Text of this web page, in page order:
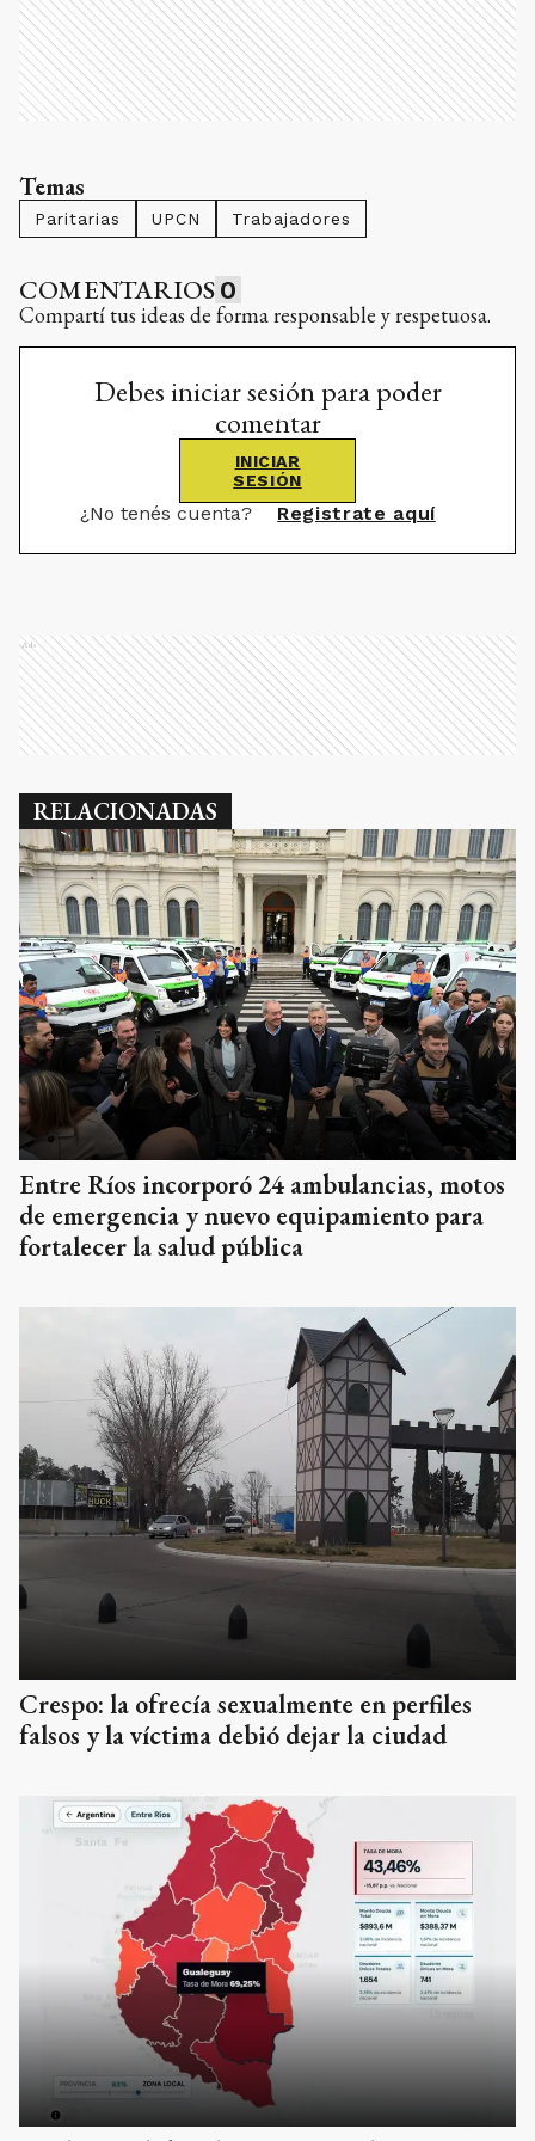
Temas
Paritarias UPCN Trabajadores
COMENTARIOS 0
Compartí tus ideas de forma responsable y respetuosa.
Debes iniciar sesión para poder
comentar
INICIAR
SESIÓN
¿No tenés cuenta? Registrate aquí
Ads
RELACIONADAS
Entre Ríos incorporó 24 ambulancias, motos
de emergencia y nuevo equipamiento para
fortalecer la salud pública
Crespo: la ofrecía sexualmente en perfiles
falsos y la víctima debió dejar la ciudad